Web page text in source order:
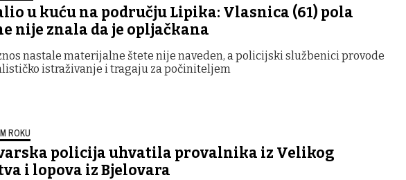
u kuću na području Lipika: Vlasnica (61) pola
nije znala da je opljačkana
nastale materijalne štete nije naveden, a policijski službenici provode
istraživanje i tragaju za počiniteljem
ROKU
policija uhvatila provalnika iz Velikog
i lopova iz Bjelovara